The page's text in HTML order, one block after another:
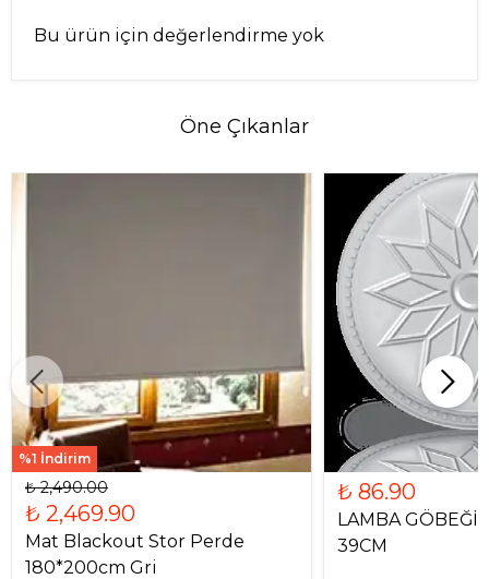
Bu ürün için değerlendirme yok
Öne Çıkanlar
%1 İndirim
₺ 2,490.00
₺ 2,469.90
Mat Blackout Stor Perde
180*200cm Gri
₺ 86.90
LAMBA GÖBEĞİ
39CM